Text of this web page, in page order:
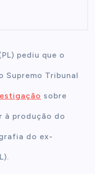
pediu que o
Supremo Tribunal
sobre
à produção do
do ex-